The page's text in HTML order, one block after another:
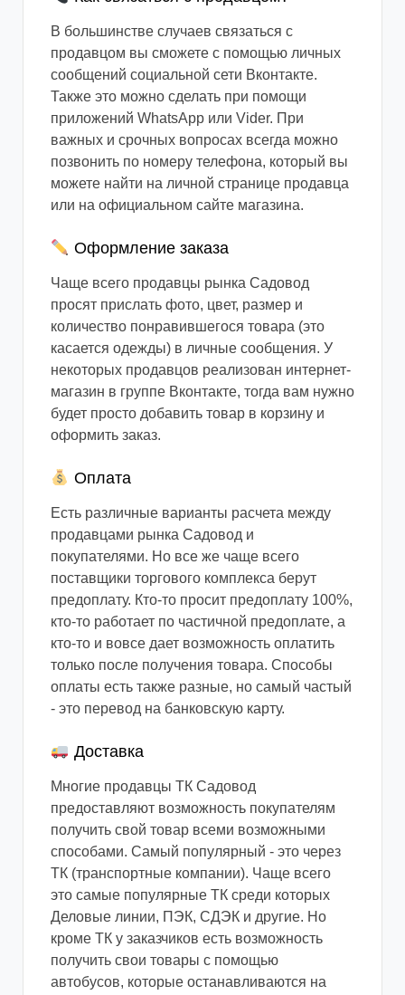
В большинстве случаев связаться с
продавцом вы сможете с помощью личных
сообщений социальной сети Вконтакте.
Также это можно сделать при помощи
приложений WhatsApp или Vider. При
важных и срочных вопросах всегда можно
позвонить по номеру телефона, который вы
можете найти на личной странице продавца
или на официальном сайте магазина.
Оформление заказа
Чаще всего продавцы рынка Садовод
просят прислать фото, цвет, размер и
количество понравившегося товара (это
касается одежды) в личные сообщения. У
некоторых продавцов реализован интернет-
магазин в группе Вконтакте, тогда вам нужно
будет просто добавить товар в корзину и
оформить заказ.
Оплата
Есть различные варианты расчета между
продавцами рынка Садовод и
покупателями. Но все же чаще всего
поставщики торгового комплекса берут
предоплату. Кто-то просит предоплату 100%,
кто-то работает по частичной предоплате, а
кто-то и вовсе дает возможность оплатить
только после получения товара. Способы
оплаты есть также разные, но самый частый
- это перевод на банковскую карту.
Доставка
Многие продавцы ТК Садовод
предоставляют возможность покупателям
получить свой товар всеми возможными
способами. Самый популярный - это через
ТК (транспортные компании). Чаще всего
это самые популярные ТК среди которых
Деловые линии, ПЭК, СДЭК и другие. Но
кроме ТК у заказчиков есть возможность
получить свои товары с помощью
автобусов, которые останавливаются на